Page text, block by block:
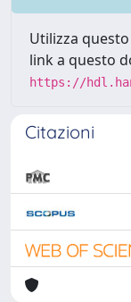
Utilizza
link a questo
https://
Citazioni